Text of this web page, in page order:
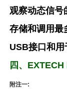
观察动态信号
存储和调用最
USB接口和
四、EXTECH
附注一: